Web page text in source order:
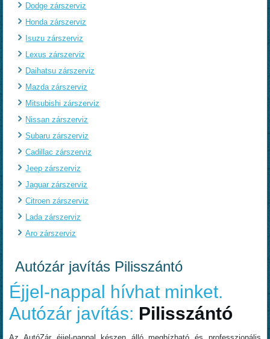
Dodge zárszerviz
Honda zárszerviz
Isuzu zárszerviz
Lexus zárszerviz
Daihatsu zárszerviz
Mazda zárszerviz
Mitsubishi zárszerviz
Nissan zárszerviz
Subaru zárszerviz
Cadillac zárszerviz
Jeep zárszerviz
Jaguar zárszerviz
Citroen zárszerviz
Lada zárszerviz
Aro zárszerviz
Autózár javítás Pilisszántó
Éjjel-nappal hívhat minket.
Autózár javítás: Pilisszántó